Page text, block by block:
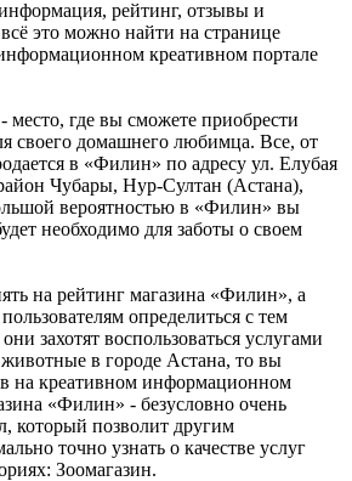
рейтинг, отзывы и
это можно найти на странице
креативном портале
где вы сможете приобрести
своего домашнего любимца. Все, от
в «Филин» по адресу ул. Елубая
Чубары, Нур-Султан (Астана),
вероятностью в «Филин» вы
необходимо для заботы о своем
на рейтинг магазина «Филин», а
определиться с тем
захотят воспользоваться услугами
в городе Астана, то вы
на креативном информационном
«Филин» - безусловно очень
который позволит другим
точно узнать о качестве услуг
Зоомагазин.